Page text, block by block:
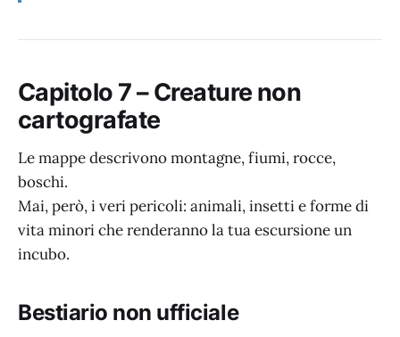
Capitolo 7 – Creature non
cartografate
Le mappe descrivono montagne, fiumi, rocce,
boschi.
Mai, però, i veri pericoli: animali, insetti e forme di
vita minori che renderanno la tua escursione un
incubo.
Bestiario non ufficiale